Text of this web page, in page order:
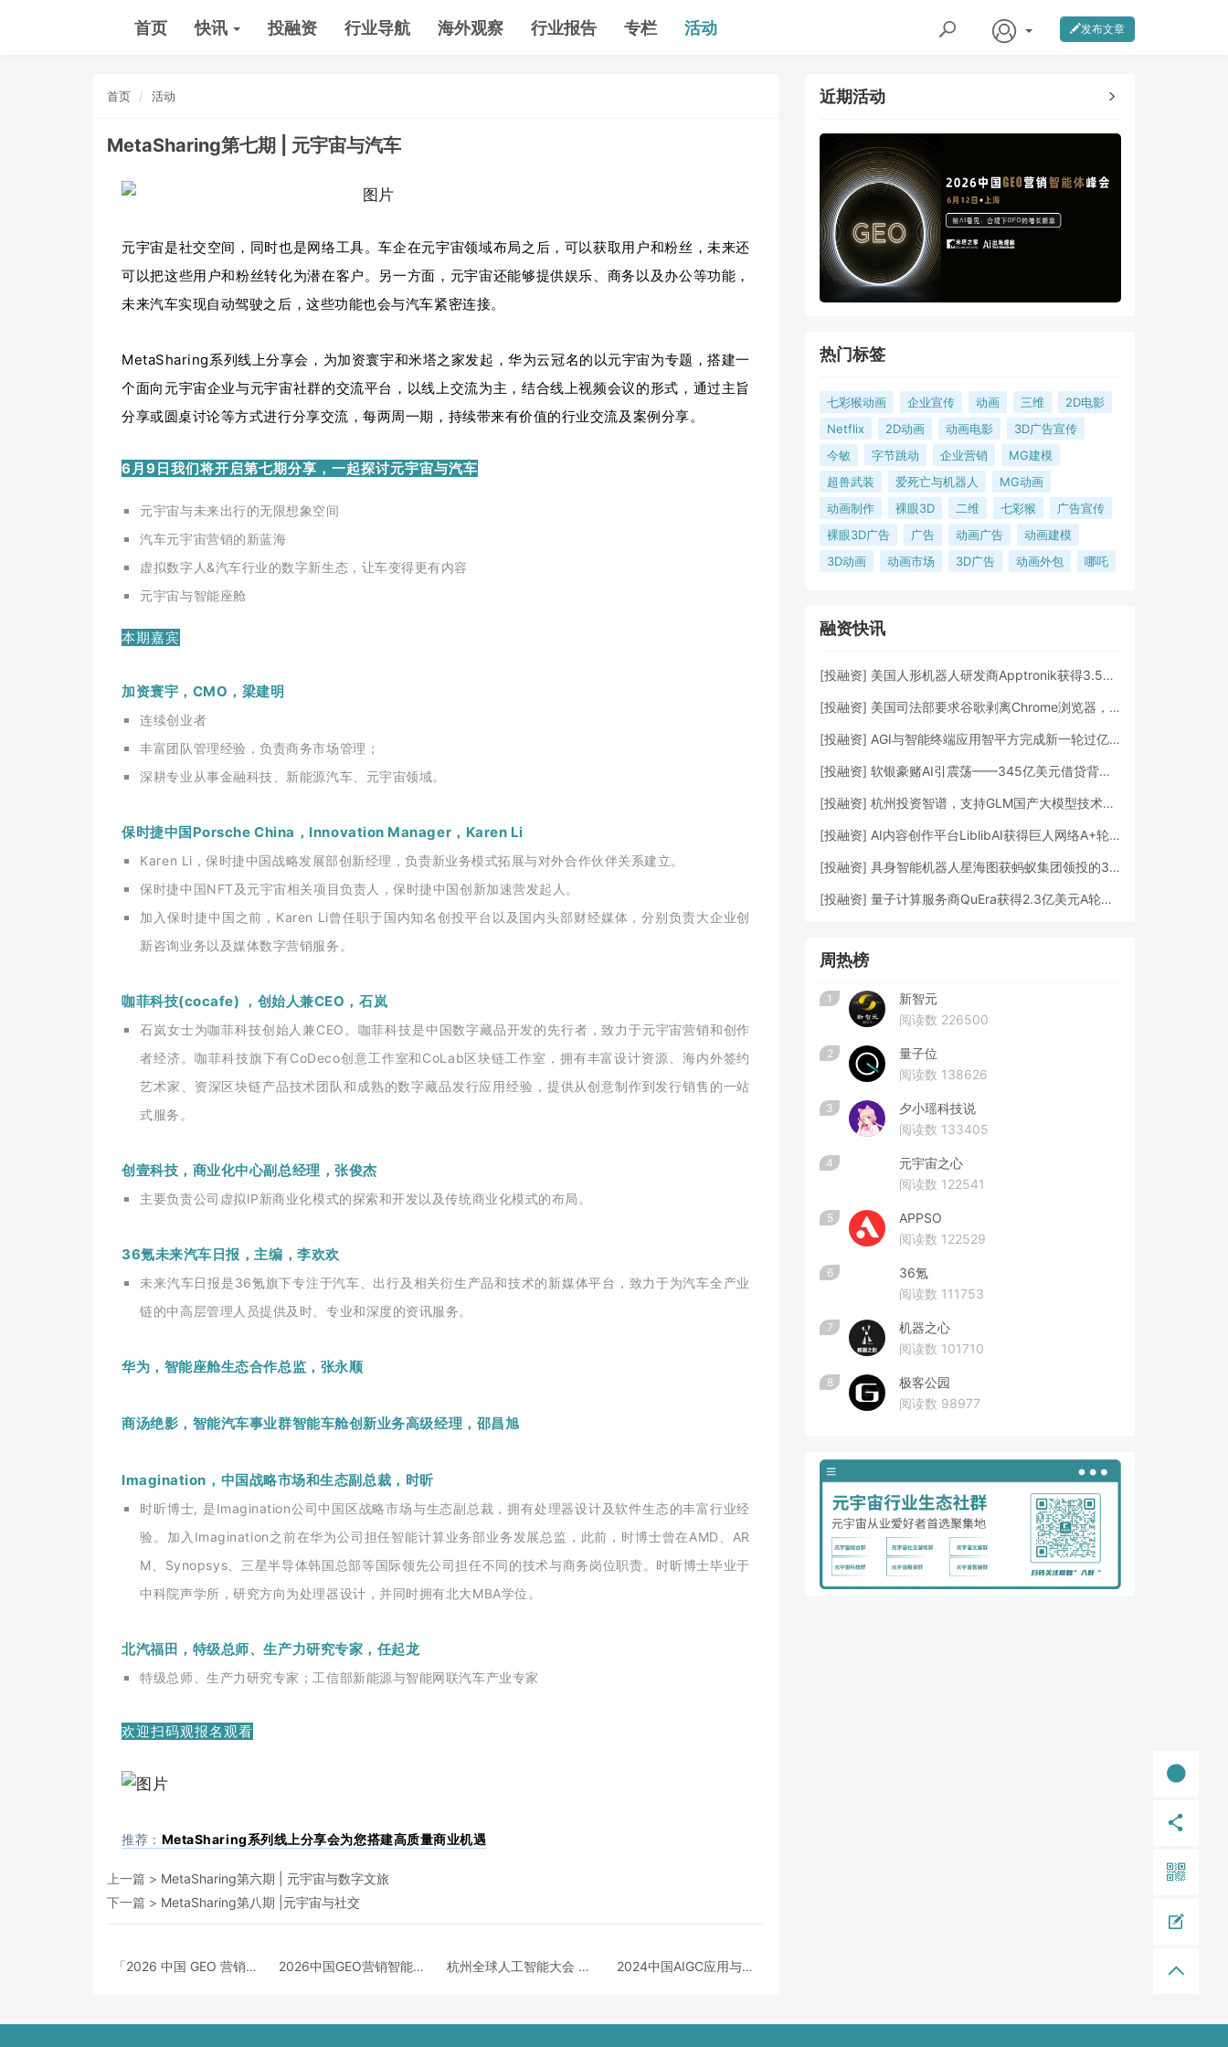
首页 快讯 投融资 行业导航 海外观察 行业报告 专栏 活动 发布文章
首页 活动
MetaSharing第七期 | 元宇宙与汽车
元宇宙是社交空间，同时也是网络工具。车企在元宇宙领域布局之后，可以获取用户和粉丝，未来还
可以把这些用户和粉丝转化为潜在客户。另一方面，元宇宙还能够提供娱乐、商务以及办公等功能，
未来汽车实现自动驾驶之后，这些功能也会与汽车紧密连接。
MetaSharing系列线上分享会，为加资寰宇和米塔之家发起，华为云冠名的以元宇宙为专题，搭建一
个面向元宇宙企业与元宇宙社群的交流平台，以线上交流为主，结合线上视频会议的形式，通过主旨
分享或圆桌讨论等方式进行分享交流，每两周一期，持续带来有价值的行业交流及案例分享。
6月9日我们将开启第七期分享，一起探讨元宇宙与汽车
元宇宙与未来出行的无限想象空间
汽车元宇宙营销的新蓝海
虚拟数字人&汽车行业的数字新生态，让车变得更有内容
元宇宙与智能座舱
本期嘉宾
加资寰宇，CMO，梁建明
连续创业者
丰富团队管理经验，负责商务市场管理；
深耕专业从事金融科技、新能源汽车、元宇宙领域。
保时捷中国Porsche China，Innovation Manager，Karen Li
Karen Li，保时捷中国战略发展部创新经理，负责新业务模式拓展与对外合作伙伴关系建立。
保时捷中国NFT及元宇宙相关项目负责人，保时捷中国创新加速营发起人。
加入保时捷中国之前，Karen Li曾任职于国内知名创投平台以及国内头部财经媒体，分别负责大企业创
新咨询业务以及媒体数字营销服务。
咖菲科技(cocafe) ，创始人兼CEO，石岚
石岚女⼠为咖菲科技创始人兼CEO。咖菲科技是中国数字藏品开发的先行者，致力于元宇宙营销和创作
者经济。咖菲科技旗下有CoDeco创意工作室和CoLab区块链工作室，拥有丰富设计资源、海内外签约
艺术家、资深区块链产品技术团队和成熟的数字藏品发行应用经验，提供从创意制作到发行销售的一站
式服务。
创壹科技，商业化中心副总经理，张俊杰
主要负责公司虚拟IP新商业化模式的探索和开发以及传统商业化模式的布局。
36氪未来汽车日报，主编，李欢欢
未来汽车日报是36氪旗下专注于汽车、出行及相关衍生产品和技术的新媒体平台，致力于为汽车全产业
链的中高层管理人员提供及时、专业和深度的资讯服务。
华为，智能座舱生态合作总监，张永顺
商汤绝影，智能汽车事业群智能车舱创新业务高级经理，邵昌旭
Imagination，中国战略市场和生态副总裁，时昕
时昕博士, 是Imagination公司中国区战略市场与生态副总裁，拥有处理器设计及软件生态的丰富行业经
验。加入Imagination之前在华为公司担任智能计算业务部业务发展总监，此前，时博士曾在AMD、AR
M、Synopsys、三星半导体韩国总部等国际领先公司担任不同的技术与商务岗位职责。时昕博士毕业于
中科院声学所，研究方向为处理器设计，并同时拥有北大MBA学位。
北汽福田，特级总师、生产力研究专家，任起龙
特级总师、生产力研究专家；工信部新能源与智能网联汽车产业专家
欢迎扫码观报名观看
推荐： MetaSharing系列线上分享会为您搭建高质量商业机遇
上一篇 > MetaSharing第六期 | 元宇宙与数字文旅
下一篇 > MetaSharing第八期 |元宇宙与社交
「2026 中国 GEO 营销智
2026中国GEO营销智能体
杭州全球人工智能大会 链
2024中国AIGC应用与发
近期活动
热门标签
七彩猴动画 企业宣传 动画 三维
2D电影
Netflix
2D动画 动画电影
3D广告宣传
今敏
字节跳动 企业营销
MG建模
超兽武装
爱死亡与机器人
MG动画
动画制作
裸眼3D 二维 七彩猴
广告宣传
裸眼3D广告
广告 动画广告
动画建模
3D动画
动画市场 3D广告 动画外包 哪吒
融资快讯
[投融资] 美国人形机器人研发商Apptronik获得3.5亿美元A轮融资
[投融资] 美国司法部要求谷歌剥离Chrome浏览器，但允许其进行AI投资
[投融资] AGI与智能终端应用智平方完成新一轮过亿元Pre-A+轮融资
[投融资] 软银豪赌AI引震荡——345亿美元借贷背后的“生死赌局”
[投融资] 杭州投资智谱，支持GLM国产大模型技术发展
[投融资] AI内容创作平台LiblibAI获得巨人网络A+轮数亿元融资
[投融资] 具身智能机器人星海图获蚂蚁集团领投的3亿元A轮融资
[投融资] 量子计算服务商QuEra获得2.3亿美元A轮融资
周热榜
1
新智元
阅读数 226500
2
量子位
阅读数 138626
3
夕小瑶科技说
阅读数 133405
4
元宇宙之心
阅读数 122541
5
APPSO
阅读数 122529
6
36氪
阅读数 111753
7
机器之心
阅读数 101710
8
极客公园
阅读数 98977